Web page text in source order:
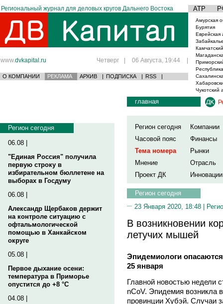
Региональный журнал для деловых кругов Дальнего Востока АТР
www.dvkapital.ru Четверг | 06 Августа, 19:44 |
О КОМПАНИИ РЕКЛАМА АРХИВ | ПОДПИСКА | RSS |
Амурская
Бурятия
Еврейская
Чукотский
Регион сегодня
06.08 |
"Единая Россия" получила
первую строку в
избирательном бюллетене на
выборах в Госдуму
06.08 |
Александр Щербаков держит
на контроле ситуацию с
офтальмологической
помощью в Ханкайском
округе
05.08 |
Первое дыхание осени:
температура в Приморье
опустится до +8 °C
04.08 |
главная
Регион сегодня
Компании
Часовой пояс
Финансы
Тема номера
Рынки
Мнение
Отрасль
Проект ДК
Инновации
Регион сегодня
23 Января 2020, 18:48 |
В возникновении
летучих мышей
Эпидемиологи
25 января
Главной новостью недели
nCoV. Эпидемия возникла
провинции Хубэй. Случаи